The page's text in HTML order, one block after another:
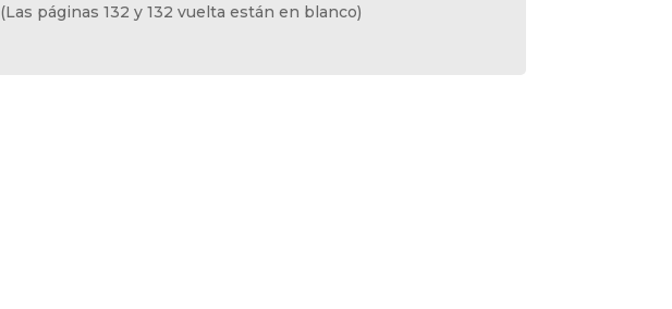
(Las páginas 132 y 132 vuelta están en blanco)